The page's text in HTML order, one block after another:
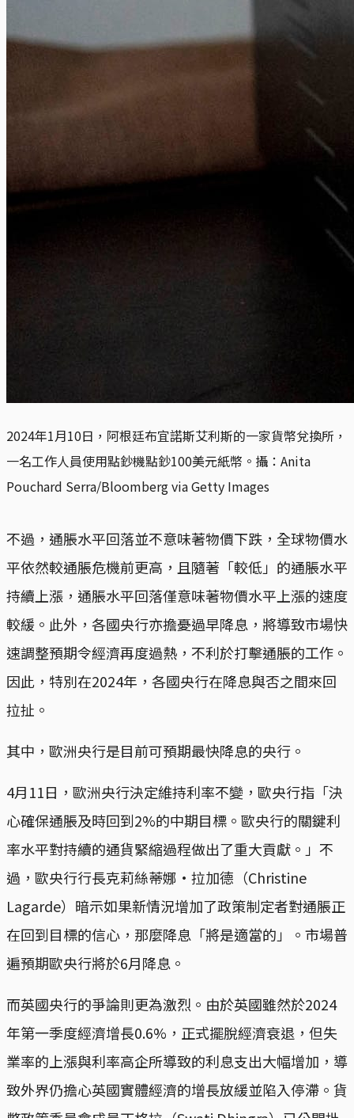
2024年1月10日，阿根廷布宜諾斯艾利斯的一家貨幣兌換所，
一名工作人員使用點鈔機點鈔100美元紙幣。攝：Anita
Pouchard Serra/Bloomberg via Getty Images
不過，通脹水平回落並不意味著物價下跌，全球物價水
平依然較通脹危機前更高，且隨著「較低」的通脹水平
持續上漲，通脹水平回落僅意味著物價水平上漲的速度
較緩。此外，各國央行亦擔憂過早降息，將導致市場快
速調整預期令經濟再度過熱，不利於打擊通脹的工作。
因此，特別在2024年，各國央行在降息與否之間來回
拉扯。
其中，歐洲央行是目前可預期最快降息的央行。
4月11日，歐洲央行決定維持利率不變，歐央行指「決
心確保通脹及時回到2%的中期目標。歐央行的關鍵利
率水平對持續的通貨緊縮過程做出了重大貢獻。」不
過，歐央行行長克莉絲蒂娜·拉加德（Christine
Lagarde）暗示如果新情況增加了政策制定者對通脹正
在回到目標的信心，那麼降息「將是適當的」。市場普
遍預期歐央行將於6月降息。
而英國央行的爭論則更為激烈。由於英國雖然於2024
年第一季度經濟增長0.6%，正式擺脫經濟衰退，但失
業率的上漲與利率高企所導致的利息支出大幅增加，導
致外界仍擔心英國實體經濟的增長放緩並陷入停滯。貨